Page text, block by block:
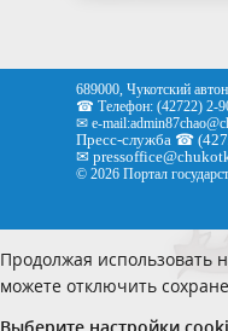
689000, Чукотский
☎ Телефон: (42722) 2-
✉ e-mail:
Пресс-служба ☎
✉ pressoffice
© 2026 Портал
Продолжая использовать
можете отключить